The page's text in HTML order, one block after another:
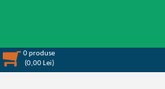
0produse
(0,00 Lei)